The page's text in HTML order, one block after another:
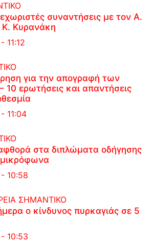
συναντήσεις με τον Α.
Κ. Κυρανάκη
11:12
για την απογραφή των
ερωτήσεις και απαντήσεις
11:04
στα διπλώματα οδήγησης
10:58
ΣΗΜΑΝΤΙΚΟ
ο κίνδυνος πυρκαγιάς σε 5
10:53